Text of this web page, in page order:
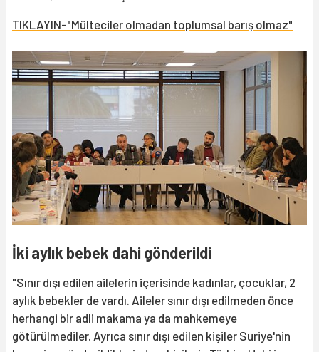
TIKLAYIN-"Mülteciler olmadan toplumsal barış olmaz"
İki aylık bebek dahi gönderildi
"Sınır dışı edilen ailelerin içerisinde kadınlar, çocuklar, 2
aylık bebekler de vardı. Aileler sınır dışı edilmeden önce
herhangi bir adli makama ya da mahkemeye
götürülmediler. Ayrıca sınır dışı edilen kişiler Suriye'nin